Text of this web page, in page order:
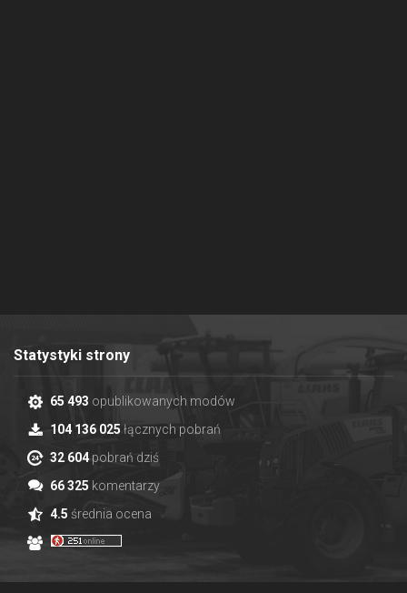
Statystyki strony
65 493 opublikowanych modów
104 136 025 łącznych pobrań
32 604pobrań dziś
66 325 komentarzy
4.5 średnia ocena